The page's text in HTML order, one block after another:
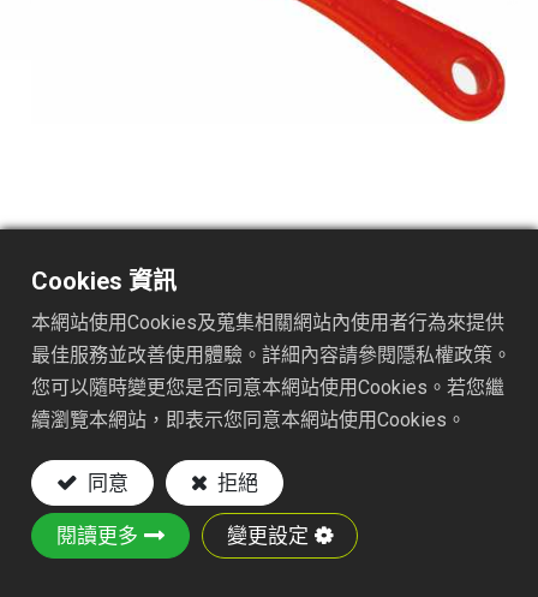
PATIO WEEDER
RED PP HANDLE W/PVC POUCH
Material: S50C carbon steel blade with heat
treatment
With a sharp and narrow edge, this crack
Cookies 資訊
本網站使用Cookies及蒐集相關網站內使用者行為來提供
最佳服務並改善使用體驗。詳細內容請參閱隱私權政策。
您可以隨時變更您是否同意本網站使用Cookies。若您繼
續瀏覽本網站，即表示您同意本網站使用Cookies。
同意 拒絕
閱讀更多 變更設定